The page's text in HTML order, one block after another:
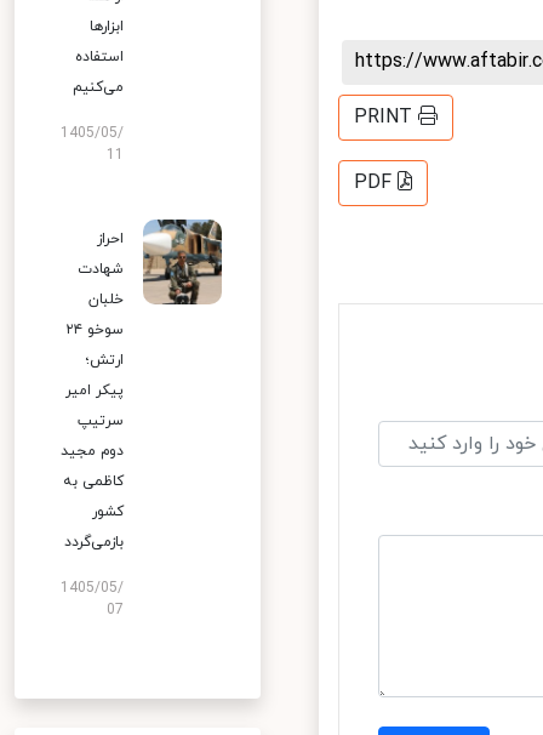
https://
PRINT
PDF
ابزارها
استفاده
می‌کنیم
1405/05/
احراز
شهادت
خلبان
سوخو ۲۴
ارتش؛
پیکر امیر
سرتیپ
دوم مجید
کاظمی به
کشور
بازمی‌گردد
1405/05/
07